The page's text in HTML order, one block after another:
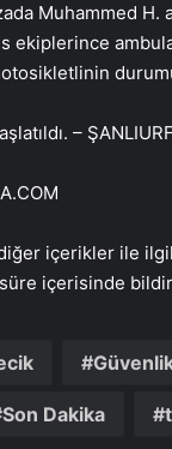
Muhammed
ekiplerince
–
içerikler ile
içerisinde
Son Dakika